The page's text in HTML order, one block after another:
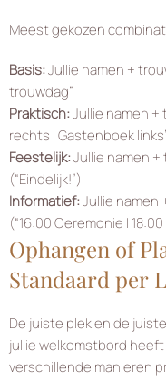
Meest gekozen
Basis:Jullie namen +
trouwdag”
Praktisch:Jullie namen
rechts | Gastenboek
Feestelijk:Jullie namen
(“Eindelijk!”)
Informatief:Jullie namen
(“16:00 Ceremonie |
Ophangen of
Standaard per
De juiste plek en de
jullie welkomstbord
verschillende manieren